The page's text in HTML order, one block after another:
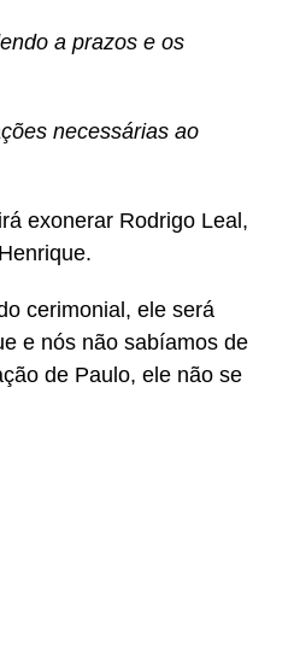
a prazos e os
necessárias ao
exonerar Rodrigo Leal,
cerimonial, ele será
e nós não sabíamos de
de Paulo, ele não se